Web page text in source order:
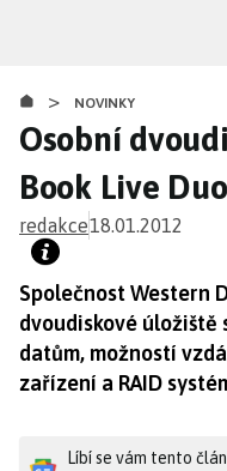
obsahu
> NOVINKY
Osobní
Book Live Duo
redakce18.01.2012
Společnost Western
dvoudiskové úložiště
datům, možností
zařízení a RAID
Líbí se vám tento